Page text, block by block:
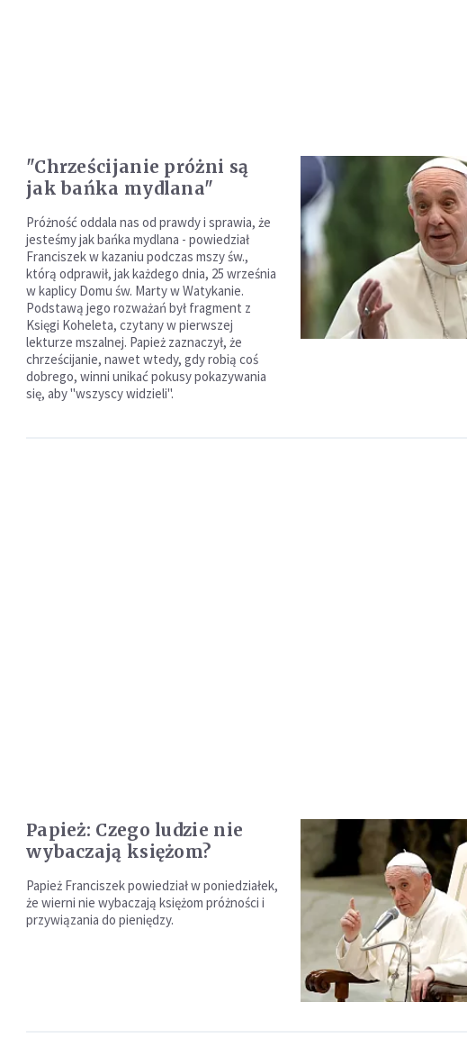
"Chrześcijanie próżni są
jak bańka mydlana"
Próżność oddala nas od prawdy i sprawia, że
jesteśmy jak bańka mydlana - powiedział
Franciszek w kazaniu podczas mszy św.,
którą odprawił, jak każdego dnia, 25 września
w kaplicy Domu św. Marty w Watykanie.
Podstawą jego rozważań był fragment z
Księgi Koheleta, czytany w pierwszej
lekturze mszalnej. Papież zaznaczył, że
chrześcijanie, nawet wtedy, gdy robią coś
dobrego, winni unikać pokusy pokazywania
się, aby "wszyscy widzieli".
Papież: Czego ludzie nie
wybaczają księżom?
Papież Franciszek powiedział w poniedziałek,
że wierni nie wybaczają księżom próżności i
przywiązania do pieniędzy.